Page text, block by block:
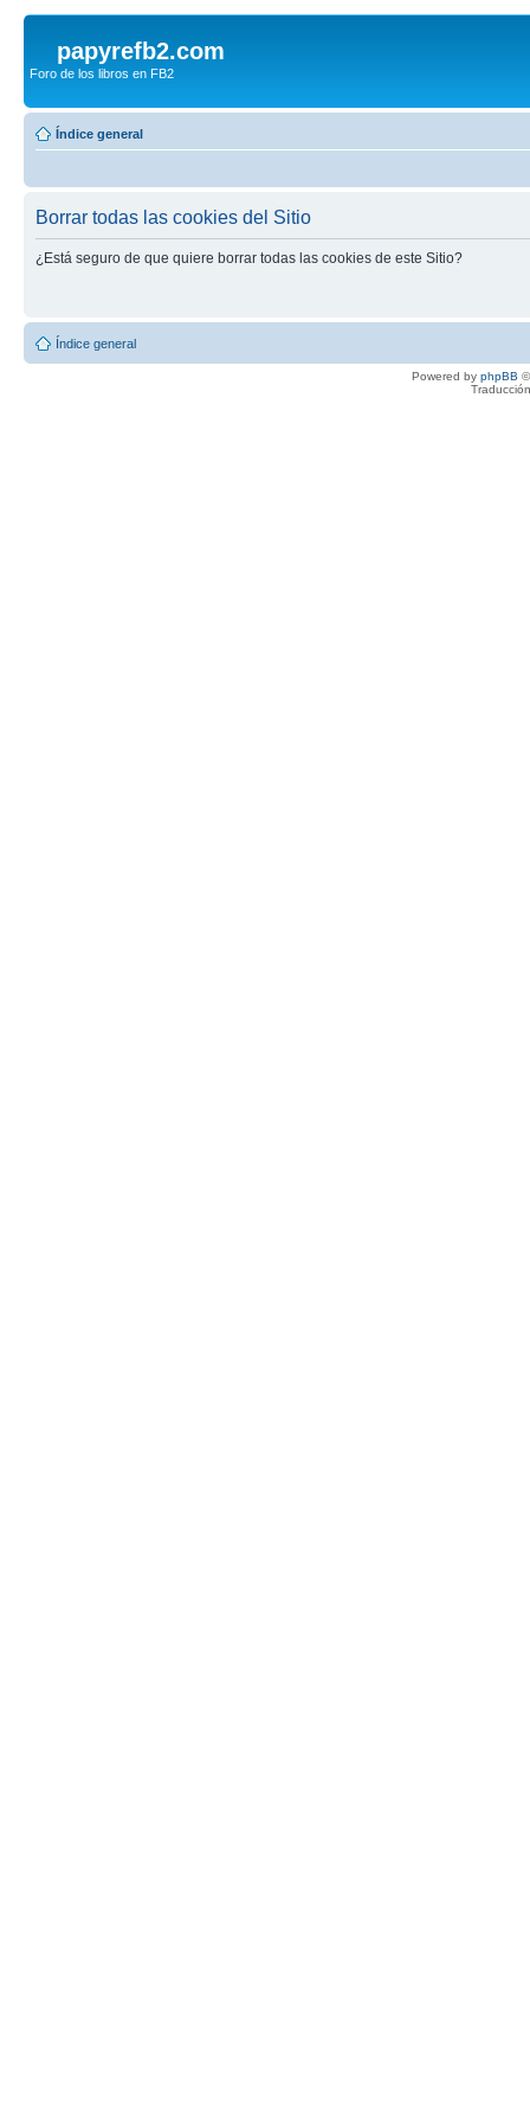
papyrefb2.com
Foro de los libros en FB2
Índice general
Borrar todas las cookies del Sitio
¿Está seguro de que quiere borrar todas las cookies de este Sitio?
Índice general
Powered by phpBB